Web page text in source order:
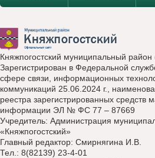
Княжпогостский муниципальный район
Зарегистрирован в Федеральной
сфере связи, информационных
коммуникаций 25.06.2024 г.,
реестра зарегистрированных средств
информации ЭЛ № ФС 77 – 87669
Учредитель: Администрация
«Княжпогостский»
Главный редактор: Смирнягина И.В.
Тел.: 8(82139) 23-4-01